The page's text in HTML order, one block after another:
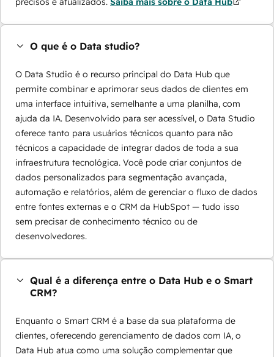
O que é o Data studio?
O Data Studio é o recurso principal do Data Hub que
permite combinar e aprimorar seus dados de clientes em
uma interface intuitiva, semelhante a uma planilha, com
ajuda da IA. Desenvolvido para ser acessível, o Data Studio
oferece tanto para usuários técnicos quanto para não
técnicos a capacidade de integrar dados de toda a sua
infraestrutura tecnológica. Você pode criar conjuntos de
dados personalizados para segmentação avançada,
automação e relatórios, além de gerenciar o fluxo de dados
entre fontes externas e o CRM da HubSpot — tudo isso
sem precisar de conhecimento técnico ou de
desenvolvedores.
Qual é a diferença entre o Data Hub e o Smart
CRM?
Enquanto o Smart CRM é a base da sua plataforma de
clientes, oferecendo gerenciamento de dados com IA, o
Data Hub atua como uma solução complementar que